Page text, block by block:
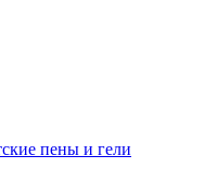
пены и гели